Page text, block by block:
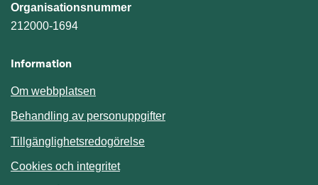
Organisationsnummer
212000-1694
Information
Om webbplatsen
Behandling av personuppgifter
Tillgänglighetsredogörelse
Cookies och integritet